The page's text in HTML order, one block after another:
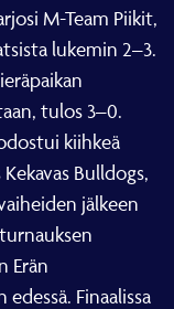
M-Team Piikit,
lukemin 2–3.
tulos 3–0.
kiihkeä
Bulldogs,
jälkeen
Erän
Finaalissa